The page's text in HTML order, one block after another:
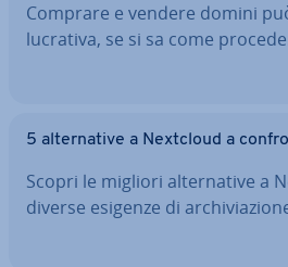
Comprare e vendere domini
lucrativa, se si sa come
5 al­ter­na­ti­ve a Nextcloud a
Scopri le migliori al­ter­na­ti­ve a
diverse esigenze di